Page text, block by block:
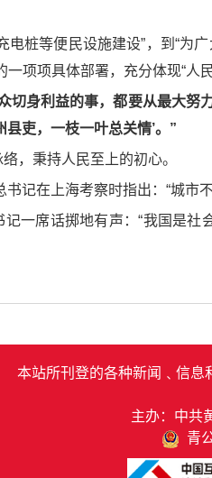
桩等便民设施建设”，到“为广
项项具体部署，充分体现“人
切身利益的事，都要从最大努
县吏，一枝一叶总关情’。”
秉持人民至上的初心。
在上海考察时指出：“城市
席话掷地有声：“我国是社
本站所刊登的各种新闻﹑信息
主办：中共
青